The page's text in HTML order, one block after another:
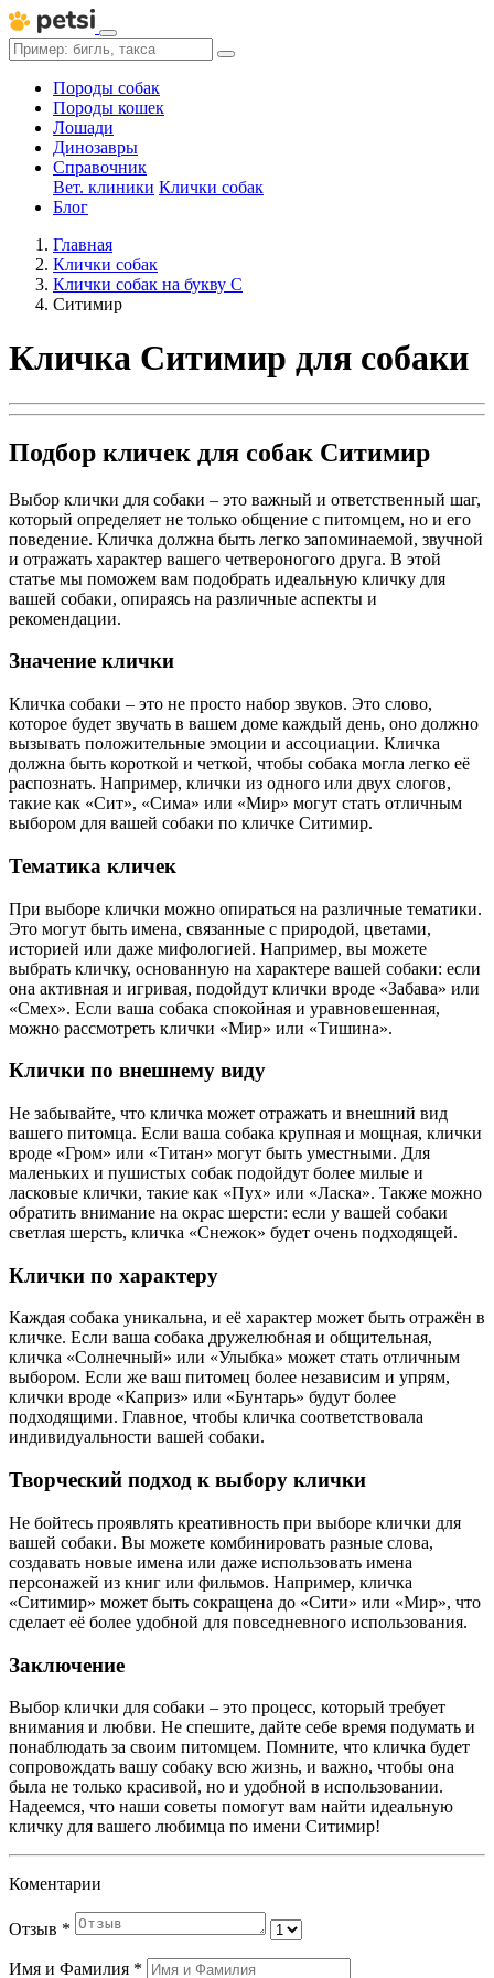
Породы собак
Породы кошек
Лошади
Динозавры
Справочник
Вет. клиники Клички собак
Блог
Главная
Клички собак
Клички собак на букву С
Ситимир
Кличка Ситимир для собаки
Подбор кличек для собак Ситимир
Выбор клички для собаки – это важный и ответственный шаг,
который определяет не только общение с питомцем, но и его
поведение. Кличка должна быть легко запоминаемой, звучной
и отражать характер вашего четвероногого друга. В этой
статье мы поможем вам подобрать идеальную кличку для
вашей собаки, опираясь на различные аспекты и
рекомендации.
Значение клички
Кличка собаки – это не просто набор звуков. Это слово,
которое будет звучать в вашем доме каждый день, оно должно
вызывать положительные эмоции и ассоциации. Кличка
должна быть короткой и четкой, чтобы собака могла легко её
распознать. Например, клички из одного или двух слогов,
такие как «Сит», «Сима» или «Мир» могут стать отличным
выбором для вашей собаки по кличке Ситимир.
Тематика кличек
При выборе клички можно опираться на различные тематики.
Это могут быть имена, связанные с природой, цветами,
историей или даже мифологией. Например, вы можете
выбрать кличку, основанную на характере вашей собаки: если
она активная и игривая, подойдут клички вроде «Забава» или
«Смех». Если ваша собака спокойная и уравновешенная,
можно рассмотреть клички «Мир» или «Тишина».
Клички по внешнему виду
Не забывайте, что кличка может отражать и внешний вид
вашего питомца. Если ваша собака крупная и мощная, клички
вроде «Гром» или «Титан» могут быть уместными. Для
маленьких и пушистых собак подойдут более милые и
ласковые клички, такие как «Пух» или «Ласка». Также можно
обратить внимание на окрас шерсти: если у вашей собаки
светлая шерсть, кличка «Снежок» будет очень подходящей.
Клички по характеру
Каждая собака уникальна, и её характер может быть отражён в
кличке. Если ваша собака дружелюбная и общительная,
кличка «Солнечный» или «Улыбка» может стать отличным
выбором. Если же ваш питомец более независим и упрям,
клички вроде «Каприз» или «Бунтарь» будут более
подходящими. Главное, чтобы кличка соответствовала
индивидуальности вашей собаки.
Творческий подход к выбору клички
Не бойтесь проявлять креативность при выборе клички для
вашей собаки. Вы можете комбинировать разные слова,
создавать новые имена или даже использовать имена
персонажей из книг или фильмов. Например, кличка
«Ситимир» может быть сокращена до «Сити» или «Мир», что
сделает её более удобной для повседневного использования.
Заключение
Выбор клички для собаки – это процесс, который требует
внимания и любви. Не спешите, дайте себе время подумать и
понаблюдать за своим питомцем. Помните, что кличка будет
сопровождать вашу собаку всю жизнь, и важно, чтобы она
была не только красивой, но и удобной в использовании.
Надеемся, что наши советы помогут вам найти идеальную
кличку для вашего любимца по имени Ситимир!
Коментарии
Отзыв *
Имя и Фамилия *